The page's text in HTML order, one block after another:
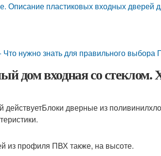
Описание пластиковых входных дверей
нужно знать для правильного выбора
дом входная со стеклом.
действуетБлоки дверные из
из профиля ПВХ также, на высоте.